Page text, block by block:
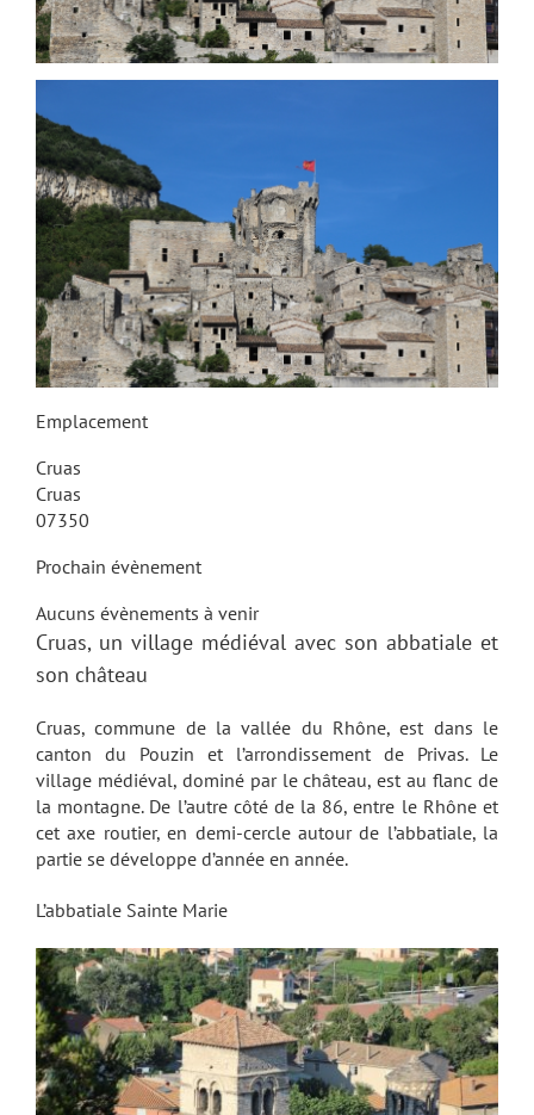
Emplacement
Cruas
Cruas
07350
Prochain évènement
Aucuns évènements à venir
Cruas, un village médiéval avec son abbatiale et
son château
Cruas, commune de la vallée du Rhône, est dans le
canton du Pouzin et l’arrondissement de Privas. Le
village médiéval, dominé par le château, est au flanc de
la montagne. De l’autre côté de la 86, entre le Rhône et
cet axe routier, en demi-cercle autour de l’abbatiale, la
partie se développe d’année en année.
L’abbatiale Sainte Marie